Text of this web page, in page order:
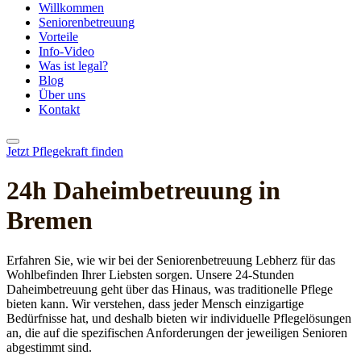
Willkommen
Seniorenbetreuung
Vorteile
Info-Video
Was ist legal?
Blog
Über uns
Kontakt
Jetzt Pflegekraft finden
24h Daheim­betreuung in
Bremen
Erfahren Sie, wie wir bei der Seniorenbetreuung Lebherz für das
Wohlbefinden Ihrer Liebsten sorgen. Unsere 24-Stunden
Daheimbetreuung geht über das Hinaus, was traditionelle Pflege
bieten kann. Wir verstehen, dass jeder Mensch einzigartige
Bedürfnisse hat, und deshalb bieten wir individuelle Pflegelösungen
an, die auf die spezifischen Anforderungen der jeweiligen Senioren
abgestimmt sind.